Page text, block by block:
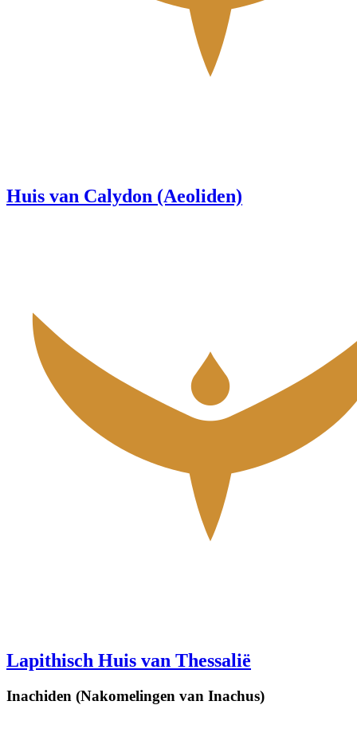
Huis van Calydon (Aeoliden)
Lapithisch Huis van Thessalië
Inachiden (Nakomelingen van Inachus)